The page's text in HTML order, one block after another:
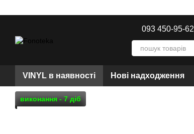
093 450-95-62
VINYL в наявності Нові надходження
виконання - 7 діб